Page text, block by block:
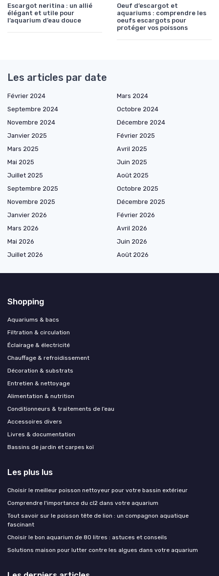
Escargot neritina : un allié
élégant et utile pour
l’aquarium d’eau douce
Oeuf d’escargot et
aquariums : comprendre les
oeufs escargots pour
protéger vos poissons
Les articles par date
Février 2024
Mars 2024
Septembre 2024
Octobre 2024
Novembre 2024
Décembre 2024
Janvier 2025
Février 2025
Mars 2025
Avril 2025
Mai 2025
Juin 2025
Juillet 2025
Août 2025
Septembre 2025
Octobre 2025
Novembre 2025
Décembre 2025
Janvier 2026
Février 2026
Mars 2026
Avril 2026
Mai 2026
Juin 2026
Juillet 2026
Août 2026
Shopping
Aquariums & bacs
Filtration & circulation
Éclairage & électricité
Chauffage & refroidissement
Décoration & substrats
Entretien & nettoyage
Alimentation & nutrition
Conditionneurs & traitements de l’eau
Accessoires divers
Livres & documentation
Bassins de jardin et carpes koï
Les plus lus
Choisir le meilleur poisson nettoyeur pour votre bassin extérieur
Comprendre l'importance du cl2 dans votre aquarium
Tout savoir sur le poisson tête de lion : un compagnon aquatique
fascinant
Choisir le bon aquarium de 80 litres : astuces et conseils
Solutions maison pour lutter contre les algues dans votre aquarium